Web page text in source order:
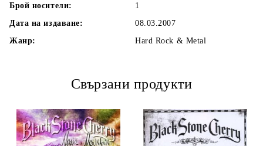
Брой носители:
1
Дата на издаване:
08.03.2007
Жанр:
Hard Rock & Metal
Свързани продукти